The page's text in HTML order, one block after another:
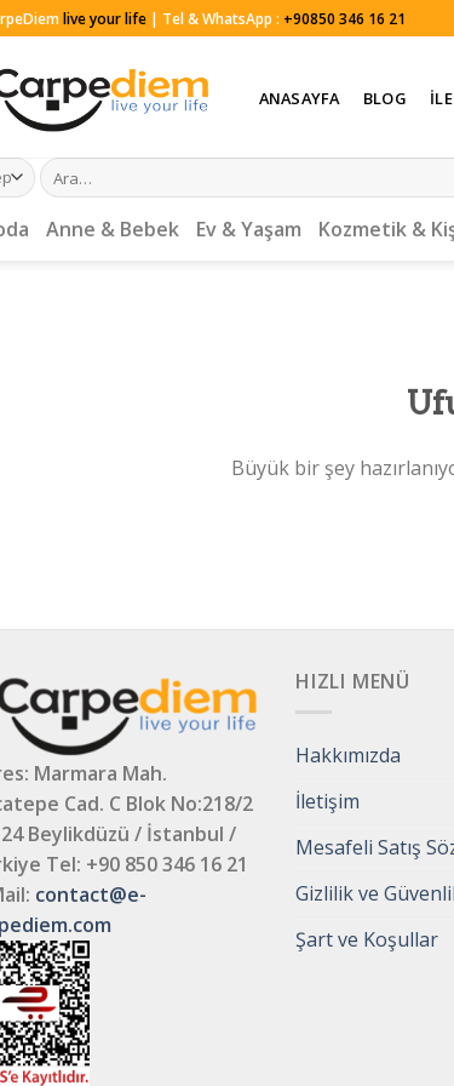
live your life | Tel & WhatsApp : +90850 346 16 21
ANASAYFA BLOG
Ara:
Anne & Bebek Ev & Yaşam Kozmetik &
Büyük bir şey
Marmara Mah.
Cad. C Blok No:218/2
Beylikdüzü / İstanbul /
Tel: +90 850 346 16 21
contact@e-
HIZLI MENÜ
Hakkımızda
İletişim
Mesafeli Satış
Gizlilik ve
Şart ve Koşullar